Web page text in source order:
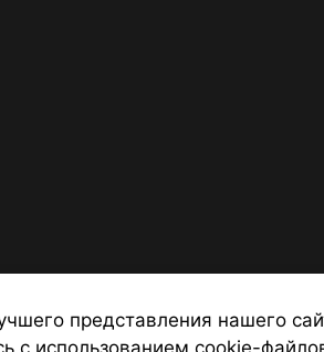
представления нашего
с использованием cookie-